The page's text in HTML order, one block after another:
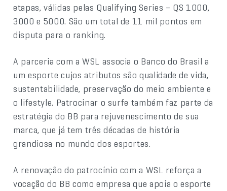
etapas, válidas pelas Qualifying Series – QS 1000,
3000 e 5000. São um total de 11 mil pontos em
disputa para o ranking.
A parceria com a WSL associa o Banco do Brasil a
um esporte cujos atributos são qualidade de vida,
sustentabilidade, preservação do meio ambiente e
o lifestyle. Patrocinar o surfe também faz parte da
estratégia do BB para rejuvenescimento de sua
marca, que já tem três décadas de história
grandiosa no mundo dos esportes.
A renovação do patrocínio com a WSL reforça a
vocação do BB como empresa que apoia o esporte